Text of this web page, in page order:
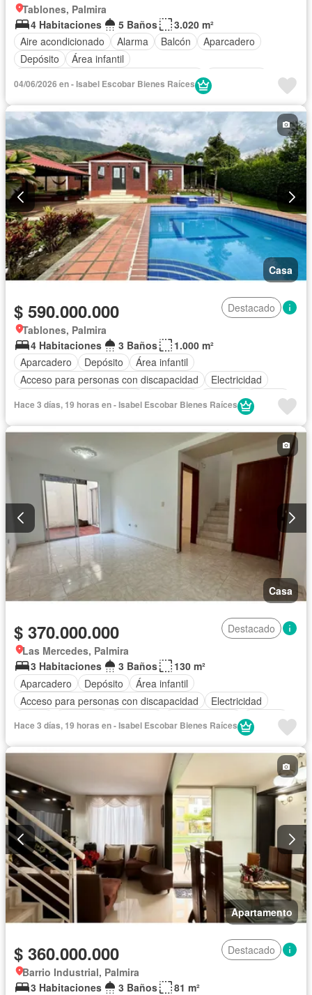
Tablones, Palmira
4 Habitaciones
5 Baños
3.020 m²
Aire acondicionado
Alarma Balcón
Aparcadero
Depósito
Área infantil
Acceso para personas con discapacidad
Internet
Vista panorámica
Seguridad privada Agua Patio
04/06/2026 en - Isabel Escobar Bienes Raíces
Casa
$ 590.000.000
Destacado
Tablones, Palmira
4 Habitaciones
3 Baños
1.000 m²
Aparcadero
Depósito
Área infantil
Acceso para personas con discapacidad
Electricidad
Jacuzzi
Agua Patio
Hace 3 días, 19 horas en - Isabel Escobar Bienes Raíces
Casa
$ 370.000.000
Destacado
Las Mercedes, Palmira
3 Habitaciones
3 Baños
130 m²
Aparcadero
Depósito
Área infantil
Acceso para personas con discapacidad
Electricidad
Internet
Piscina
Agua
Patio
Hace 3 días, 19 horas en - Isabel Escobar Bienes Raíces
Apartamento
$ 360.000.000
Destacado
Barrio Industrial, Palmira
3 Habitaciones
3 Baños
81 m²